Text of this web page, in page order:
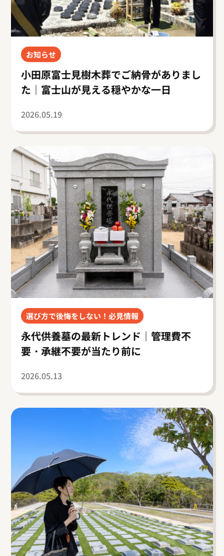
お知らせ
小田原富士見樹木葬でご納骨がありまし
た｜富士山が見える穏やかな一日
2026.05.19
選び方で後悔をしない！必見情報
永代供養墓の最新トレンド｜管理費不
要・承継不要が当たり前に
2026.05.13